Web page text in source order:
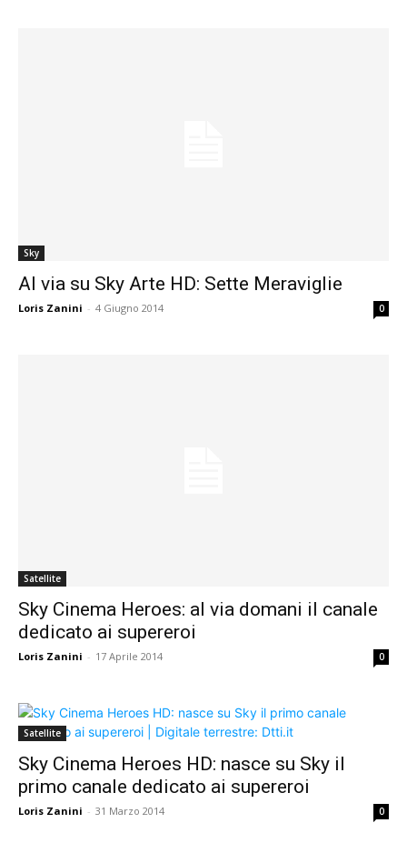
Sky
Al via su Sky Arte HD: Sette Meraviglie
Loris Zanini - 4 Giugno 2014 0
Satellite
Sky Cinema Heroes: al via domani il canale
dedicato ai supereroi
Loris Zanini - 17 Aprile 2014 0
Satellite
Sky Cinema Heroes HD: nasce su Sky il
primo canale dedicato ai supereroi
Loris Zanini - 31 Marzo 2014 0